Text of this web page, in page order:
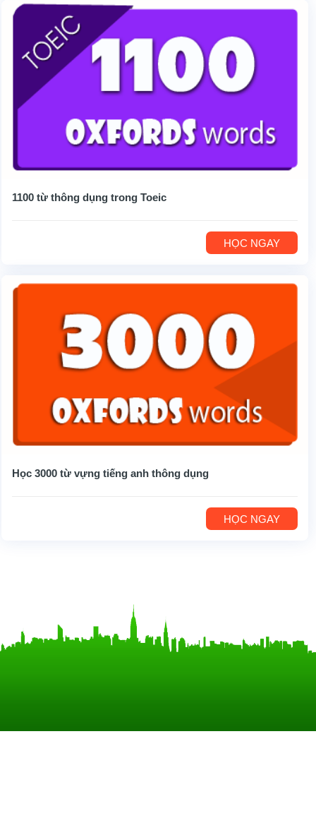
1100 từ thông dụng trong Toeic
HỌC NGAY
Học 3000 từ vựng tiếng anh thông dụng
HỌC NGAY